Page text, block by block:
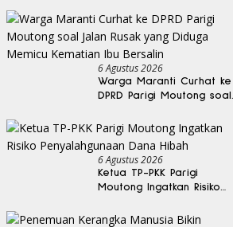
6 Agustus 2026
Warga Maranti Curhat ke
DPRD Parigi Moutong soal
Memicu Kematian Ibu
Bersalin
6 Agustus 2026
Ketua TP-PKK Parigi
Moutong Ingatkan Risiko
Hibah